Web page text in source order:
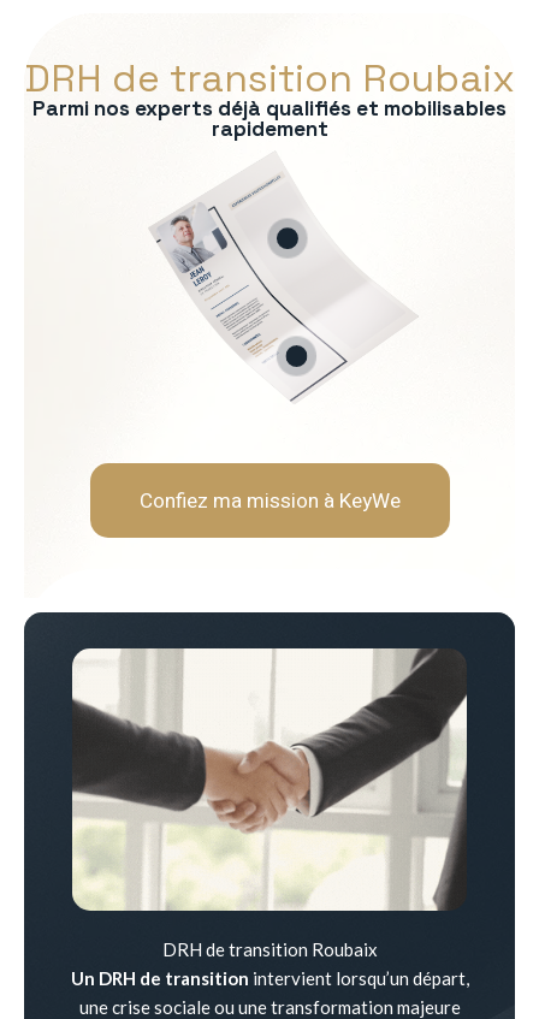
DRH de transition Roubaix
Parmi nos experts déjà qualifiés et mobilisables
rapidement
Soft Skills recherchées :
Écoute et intelligence
Fermeté et équité
Gestion des tensions et
Confiez ma mission à KeyWe
DRH de transition Roubaix
Un DRH de transition intervient lorsqu’un départ,
une crise sociale ou une transformation majeure